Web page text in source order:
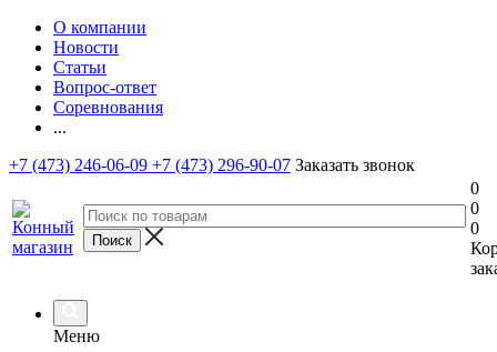
О компании
Новости
Статьи
Вопрос-ответ
Соревнования
...
+7 (473) 246-06-09 +7 (473) 296-90-07 Заказать звонок
0
0
0
Меню